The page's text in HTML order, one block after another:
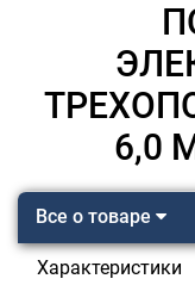
6,0
Все о товаре
Характеристики